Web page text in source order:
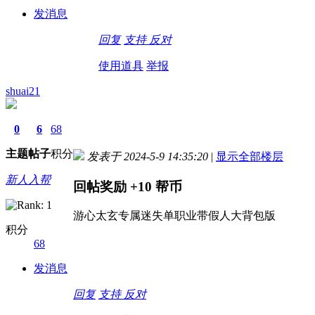
发消息
回复 支持 反对
使用道具 举报
shuai21
0
主题
6
帖子
68
积分
新人入帮
积分
68
发消息
发表于 2024-5-9 14:35:20 | 显示全部楼层
回帖奖励 +10 帮币
游心太玄专属迷失单职业带假人大背包版
回复 支持 反对